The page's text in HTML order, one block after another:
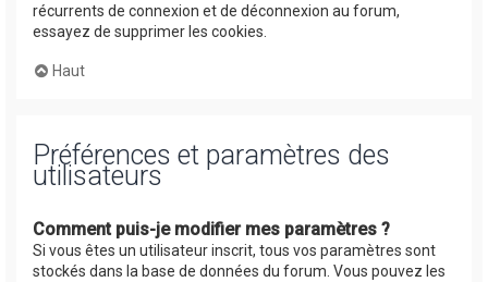
récurrents de connexion et de déconnexion au forum,
essayez de supprimer les cookies.
Haut
Préférences et paramètres des
utilisateurs
Comment puis-je modifier mes paramètres ?
Si vous êtes un utilisateur inscrit, tous vos paramètres sont
stockés dans la base de données du forum. Vous pouvez les